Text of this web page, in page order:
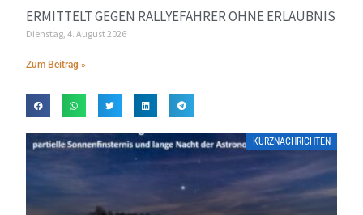
ERMITTELT GEGEN RALLYEFAHRER OHNE ERLAUBNIS
Dienstag, 4. August 2026
Zum Beitrag »
KURZNACHRICHTEN